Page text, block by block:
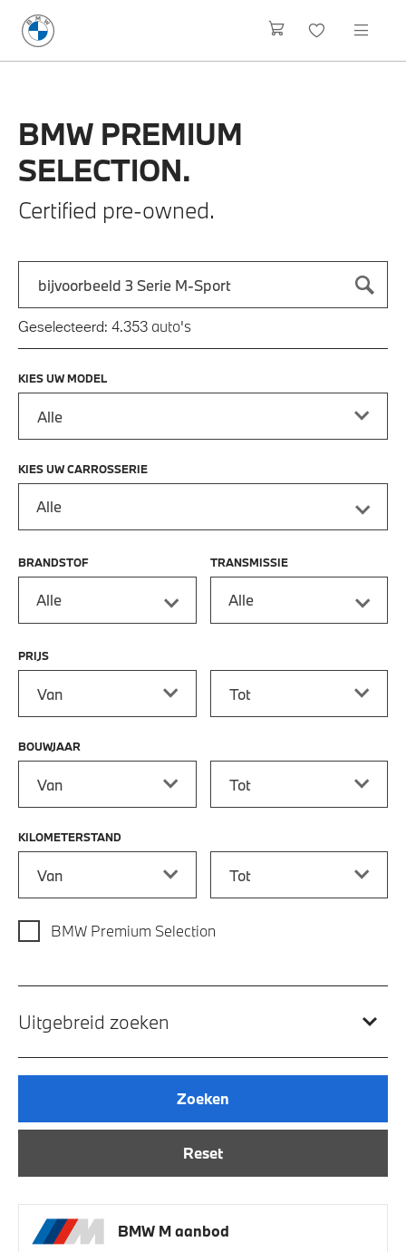
BMW PREMIUM
SELECTION.
Certified pre-owned.
Zoek naar een automodel, bijvoorbeeld 3 Serie M-Sport
Typ een automodel in en druk op enter om te zoeken
Geselecteerd: 4.353 auto's
KIES UW MODEL
KIES UW CARROSSERIE
Alle
BRANDSTOF
Alle
TRANSMISSIE
Alle
PRIJS
BOUWJAAR
KILOMETERSTAND
BMW Premium Selection
Uitgebreid zoeken
Reset
Zoeken
BMW M aanbod